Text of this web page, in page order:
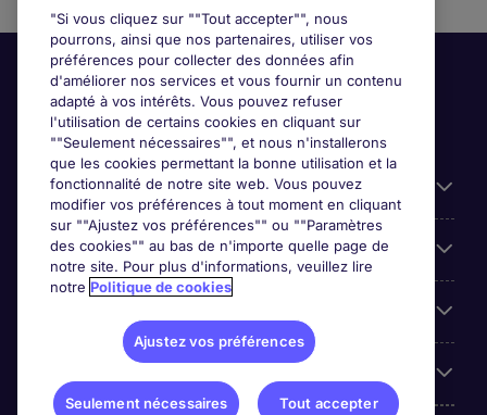
Liens utiles
Prix
"Si vous cliquez sur ""Tout accepter"", nous
pourrons, ainsi que nos partenaires, utiliser vos
préférences pour collecter des données afin
d'améliorer nos services et vous fournir un contenu
adapté à vos intérêts. Vous pouvez refuser
l'utilisation de certains cookies en cliquant sur
""Seulement nécessaires"", et nous n'installerons
que les cookies permettant la bonne utilisation et la
fonctionnalité de notre site web. Vous pouvez
modifier vos préférences à tout moment en cliquant
sur ""Ajustez vos préférences"" ou ""Paramètres
des cookies"" au bas de n'importe quelle page de
notre site. Pour plus d'informations, veuillez lire
notre Politique de cookies
Ajustez vos préférences
Seulement nécessaires Tout accepter